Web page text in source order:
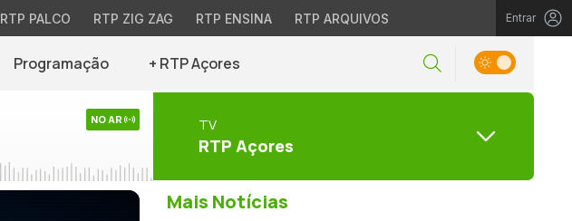
RTP PALCO RTP ZIG ZAG RTP ENSINA RTP ARQUIVOS Entrar
Programação + RTP Açores
NO AR TV
RTP Açores
Mais Notícias